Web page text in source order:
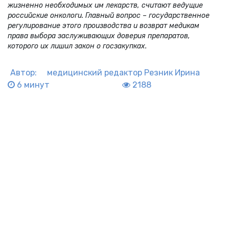
жизненно необходимых им лекарств, считают ведущие
российские онкологи. Главный вопрос – государственное
регулирование этого производства и возврат медикам
права выбора заслуживающих доверия препаратов,
которого их лишил закон о госзакупках.
Автор: медицинский редактор Резник Ирина
6 минут
2188